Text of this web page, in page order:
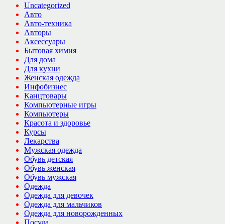
Uncategorized
Авто
Авто-техника
Авторы
Аксессуары
Бытовая химия
Для дома
Для кухни
Женская одежда
Инфобизнес
Канцтовары
Компьютерные игры
Компьютеры
Красота и здоровье
Курсы
Лекарства
Мужская одежда
Обувь детская
Обувь женская
Обувь мужская
Одежда
Одежда для девочек
Одежда для мальчиков
Одежда для новорожденных
Посуда